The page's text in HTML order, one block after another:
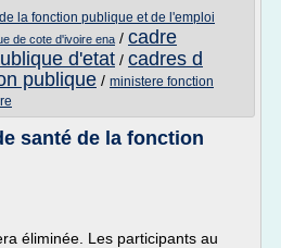
la fonction publique et de l'emploi
de cote d'ivoire ena / cadre
d'etat / cadres d
publique / ministere fonction
santé de la fonction
éliminée. Les participants au